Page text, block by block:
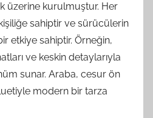
üzerine kurulmuştur. Her
sahiptir ve sürücülerin
etkiye sahiptir. Örneğin,
ve keskin detaylarıyla
sunar. Araba, cesur ön
modern bir tarza